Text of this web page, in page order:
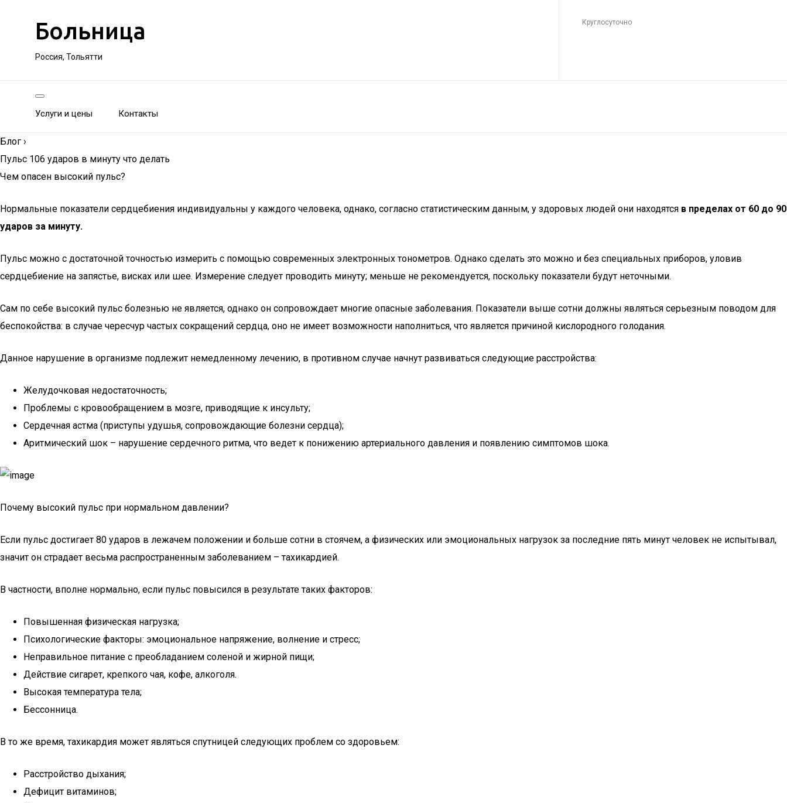
Больница
Россия, Тольятти
Круглосуточно
Услуги и цены Контакты
Блог ›
Пульс 106 ударов в минуту что делать
Чем опасен высокий пульс?
Нормальные показатели сердцебиения индивидуальны у каждого человека, однако, согласно статистическим данным, у здоровых людей они находятся в пределах от 60 до 90
ударов за минуту.
Пульс можно с достаточной точностью измерить с помощью современных электронных тонометров. Однако сделать это можно и без специальных приборов, уловив
сердцебиение на запястье, висках или шее. Измерение следует проводить минуту; меньше не рекомендуется, поскольку показатели будут неточными.
Сам по себе высокий пульс болезнью не является, однако он сопровождает многие опасные заболевания. Показатели выше сотни должны являться серьезным поводом для
беспокойства: в случае чересчур частых сокращений сердца, оно не имеет возможности наполниться, что является причиной кислородного голодания.
Данное нарушение в организме подлежит немедленному лечению, в противном случае начнут развиваться следующие расстройства:
Желудочковая недостаточность;
Проблемы с кровообращением в мозге, приводящие к инсульту;
Сердечная астма (приступы удушья, сопровождающие болезни сердца);
Аритмический шок – нарушение сердечного ритма, что ведет к понижению артериального давления и появлению симптомов шока.
Почему высокий пульс при нормальном давлении?
Если пульс достигает 80 ударов в лежачем положении и больше сотни в стоячем, а физических или эмоциональных нагрузок за последние пять минут человек не испытывал,
значит он страдает весьма распространенным заболеванием – тахикардией.
В частности, вполне нормально, если пульс повысился в результате таких факторов:
Повышенная физическая нагрузка;
Психологические факторы: эмоциональное напряжение, волнение и стресс;
Неправильное питание с преобладанием соленой и жирной пищи;
Действие сигарет, крепкого чая, кофе, алкоголя.
Высокая температура тела;
Бессонница.
В то же время, тахикардия может являться спутницей следующих проблем со здоровьем:
Расстройство дыхания;
Дефицит витаминов;